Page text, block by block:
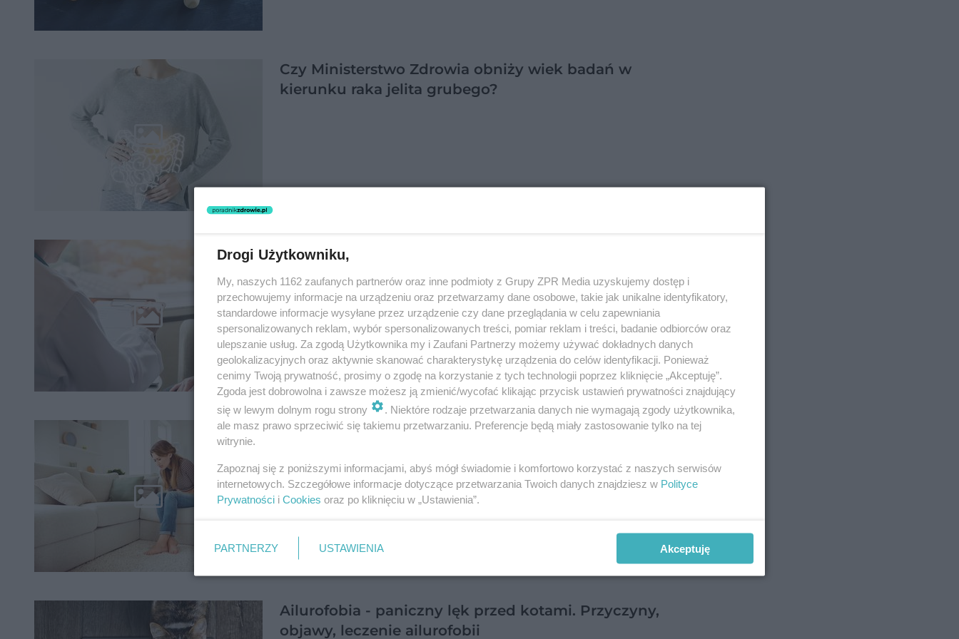
Czy Ministerstwo Zdrowia obniży wiek badań w
kierunku raka jelita grubego?
Od czego zależy forma terapii endometriozy?
Jak wysiłek fizyczny wpływa na schorzenia przewodu
Ailurofobia - paniczny lęk przed kotami. Przyczyny,
objawy, leczenie ailurofobii
Drogi Użytkowniku,
My, naszych 1162 zaufanych partnerów oraz inne podmioty z Grupy ZPR Media uzyskujemy dostęp i
przechowujemy informacje na urządzeniu oraz przetwarzamy dane osobowe, takie jak unikalne identyfikatory,
standardowe informacje wysyłane przez urządzenie czy dane przeglądania w celu zapewniania
spersonalizowanych reklam, wybór spersonalizowanych treści, pomiar reklam i treści, badanie odbiorców oraz
ulepszanie usług. Za zgodą Użytkownika my i Zaufani Partnerzy możemy używać dokładnych danych
geolokalizacyjnych oraz aktywnie skanować charakterystykę urządzenia do celów identyfikacji. Ponieważ
cenimy Twoją prywatność, prosimy o zgodę na korzystanie z tych technologii poprzez kliknięcie „Akceptuję”.
Zgoda jest dobrowolna i zawsze możesz ją zmienić/wycofać klikając przycisk ustawień prywatności znajdujący
się w lewym dolnym rogu strony
. Niektóre rodzaje przetwarzania danych nie wymagają zgody użytkownika,
ale masz prawo sprzeciwić się takiemu przetwarzaniu. Preferencje będą miały zastosowanie tylko na tej
witrynie.
Zapoznaj się z poniższymi informacjami, abyś mógł świadomie i komfortowo korzystać z naszych serwisów
internetowych. Szczegółowe informacje dotyczące przetwarzania Twoich danych znajdziesz w Polityce
Prywatności i Cookies oraz po kliknięciu w „Ustawienia”.
PARTNERZY USTAWIENIA Akceptuję